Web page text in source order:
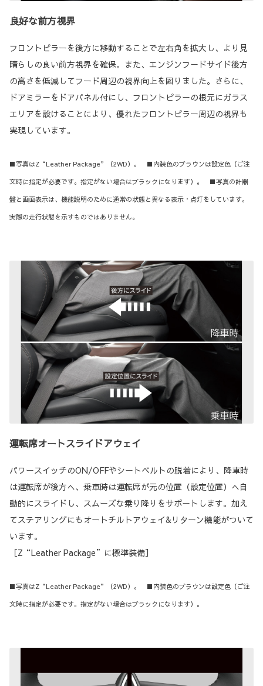
良好な前方視界
フロントピラーを後方に移動することで左右角を拡大し、より見
晴らしの良い前方視界を確保。また、エンジンフードサイド後方
の高さを低減してフード周辺の視界向上を図りました。さらに、
ドアミラーをドアパネル付にし、フロントピラーの根元にガラス
エリアを設けることにより、優れたフロントピラー周辺の視界も
実現しています。
■写真はZ“Leather Package”（2WD）。 ■内装色のブラウンは設定色（ご注
文時に指定が必要です。指定がない場合はブラックになります）。 ■写真の計器
盤と画面表示は、機能説明のために通常の状態と異なる表示・点灯をしています。
実際の走行状態を示すものではありません。
運転席オートスライドアウェイ
パワースイッチのON/OFFやシートベルトの脱着により、降車時
は運転席が後方へ、乗車時は運転席が元の位置（設定位置）へ自
動的にスライドし、スムーズな乗り降りをサポートします。加え
てステアリングにもオートチルトアウェイ&リターン機能がついて
います。
［Z“Leather Package”に標準装備］
■写真はZ“Leather Package”（2WD）。 ■内装色のブラウンは設定色（ご注
文時に指定が必要です。指定がない場合はブラックになります）。